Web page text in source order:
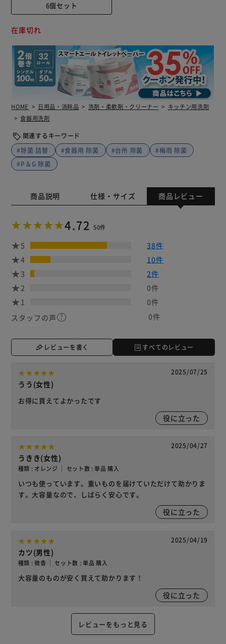
6個セット
在庫切れ
HOME 日用品・消耗品 洗剤・柔軟剤・クリーナー
キッチン用洗剤
食器用洗剤
関連するキーワード
#除菌 詰替
#食器用 除菌 #台所 除菌
#梅雨 除菌
#P＆G 除菌
商品説明 仕様・サイズ 商品レビュー
4.72 50件
5
38件
4
10件
3
2件
2
0件
1
0件
スタッフの声
0件
レビューを書く すべてのレビュー
2025/07/25
うう(女性)
お得に買えてよかったです
役に立った
2025/04/27
うきき(女性)
種類 : オレンジ ｜ セット数 : 単品 購入
いつも使っています。重いものを届けていただけて助かりま
す。大容量なので、しばらく安心です。
役に立った
2025/04/19
カツ(男性)
種類 : 微香 ｜ セット数 : 単品 購入
大容量のものが安く買えて助かります！
役に立った
レビューをもっと見る